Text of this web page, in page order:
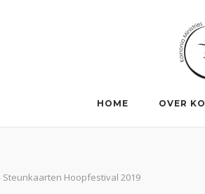
HOME OVER
Steunkaarten Hoopfestival 2019